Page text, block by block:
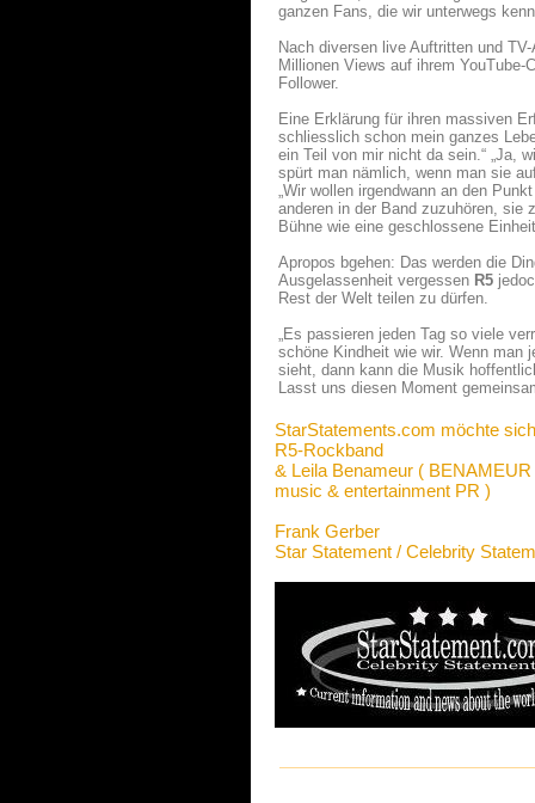
ganzen Fans, die wir unterwegs
Nach diversen live Auftritten und
Millionen Views auf ihrem
Follower.
Eine Erklärung für ihren massiven
schliesslich schon mein ganzes
ein Teil von mir nicht da sein.“ „Ja,
spürt man nämlich, wenn man sie
„Wir wollen irgendwann an den
anderen in der Band zuzuhören, sie
Bühne wie eine geschlossene
Apropos bgehen: Das werden die
Ausgelassenheit vergessen R5
Rest der Welt teilen zu dürfen.
„Es passieren jeden Tag so viele
schöne Kindheit wie wir. Wenn man
sieht, dann kann die Musik
Lasst uns diesen Moment
StarStatements.com möchte
R5-Rockband
& Leila Benameur (
music & entertainment PR )
Frank Gerber
Star Statement / Celebrity